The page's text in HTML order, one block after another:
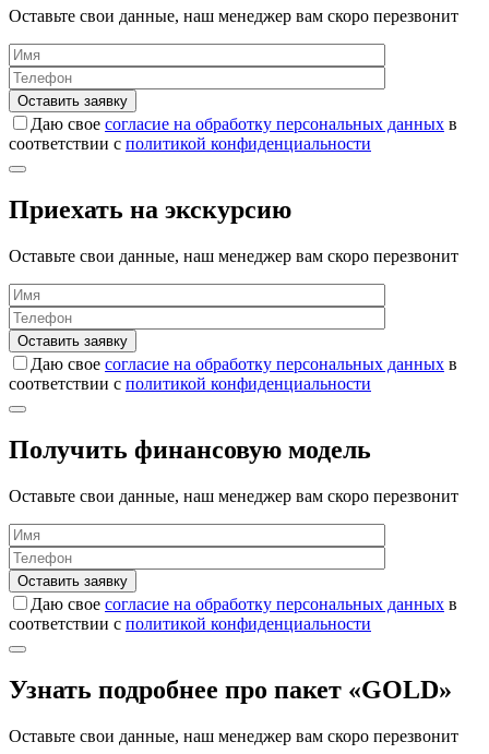
Оставьте свои данные, наш менеджер вам скоро перезвонит
Даю свое согласие на обработку персональных данных в
соответствии с политикой конфиденциальности
Приехать на экскурсию
Оставьте свои данные, наш менеджер вам скоро перезвонит
Даю свое согласие на обработку персональных данных в
соответствии с политикой конфиденциальности
Получить финансовую модель
Оставьте свои данные, наш менеджер вам скоро перезвонит
Даю свое согласие на обработку персональных данных в
соответствии с политикой конфиденциальности
Узнать подробнее про пакет «GOLD»
Оставьте свои данные, наш менеджер вам скоро перезвонит